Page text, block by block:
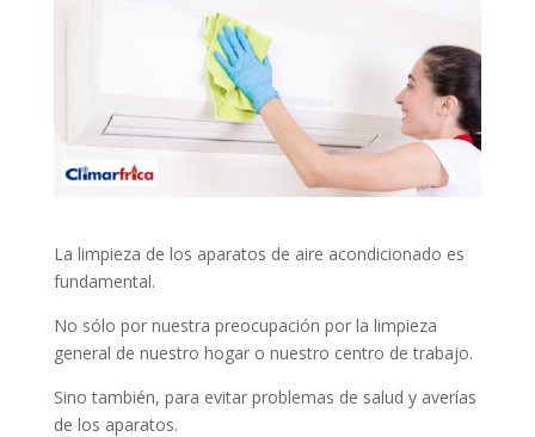
La limpieza de los aparatos de aire acondicionado es
fundamental.
No sólo por nuestra preocupación por la limpieza
general de nuestro hogar o nuestro centro de trabajo.
Sino también, para evitar problemas de salud y averías
de los aparatos.